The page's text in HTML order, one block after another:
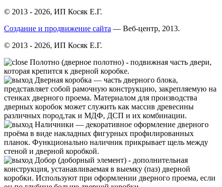
© 2013 - 2026, ИП Косяк Е.Г.
Создание и продвижение сайта — Веб-центр, 2013.
© 2013 - 2026, ИП Косяк Е.Г.
Полотно (дверное полотно) - подвижная часть двери,
которая крепится к дверной коробке.
Дверная коробка — часть дверного блока,
представляет собой рамочную конструкцию, закрепляемую на
стенках дверного проема. Материалом для производства
дверных коробок может служить как массив древесины
различных пород,так и МДФ, ДСП и их комбинации.
Нали́чники — декоративное оформление дверного
проёма в виде накладных фигурных профилированных
планок. Функционально наличник прикрывает щель между
стеной и дверной коробкой.
Добор (доборный элемент) - дополнительная
конструкция, устанавливаемая в выемку (паз) дверной
коробки. Используют при оформлении дверного проема, если